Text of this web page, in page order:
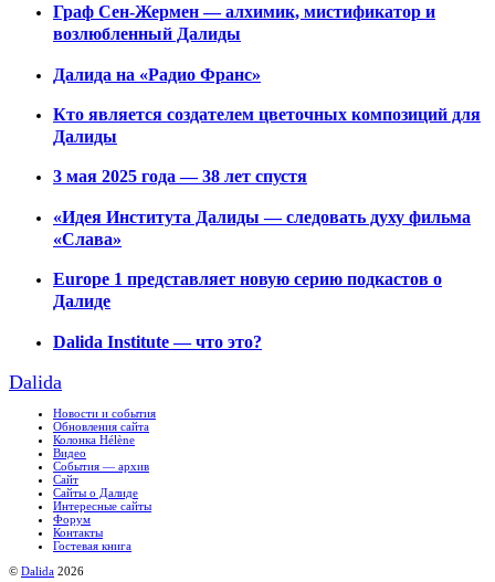
Граф Сен-Жермен — алхимик, мистификатор и
возлюбленный Далиды
Далида на «Радио Франс»
Кто является создателем цветочных композиций для
Далиды
3 мая 2025 года — 38 лет спустя
«Идея Института Далиды — следовать духу фильма
«Слава»
Europe 1 представляет новую серию подкастов о
Далиде
Dalida Institute — что это?
Dalida
Новости и события
Обновления сайта
Колонка Hélène
Видео
События — архив
Сайт
Сайты о Далиде
Интересные сайты
Форум
Контакты
Гостевая книга
© Dalida 2026